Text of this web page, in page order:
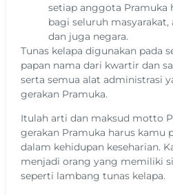
setiap anggota Pramuka
bagi seluruh masyarakat,
dan juga negara.
Tunas kelapa digunakan pada
papan nama dari kwartir dan
serta semua alat administrasi
gerakan Pramuka.
Itulah arti dan maksud motto
gerakan Pramuka harus kamu
dalam kehidupan keseharian.
menjadi orang yang memiliki
seperti lambang tunas kelapa.